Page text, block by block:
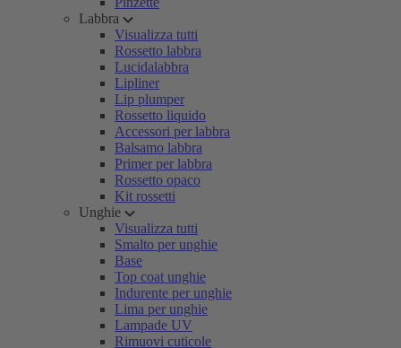
Labbra
Visualizza tutti
Rossetto labbra
Lucidalabbra
Lipliner
Lip plumper
Rossetto liquido
Accessori per labbra
Balsamo labbra
Primer per labbra
Rossetto opaco
Kit rossetti
Unghie
Visualizza tutti
Smalto per unghie
Base
Top coat unghie
Indurente per unghie
Lima per unghie
Lampade UV
Rimuovi cuticole